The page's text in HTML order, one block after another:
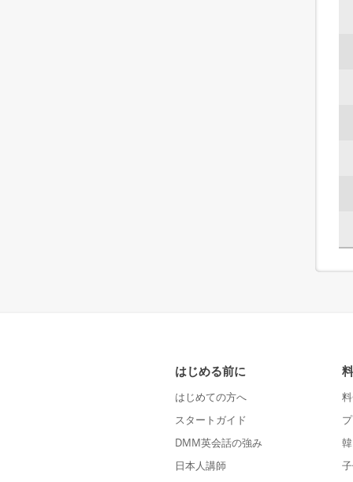
はじめる前に
はじめての方へ
スタートガイド
DMM英会話の強み
日本人講師